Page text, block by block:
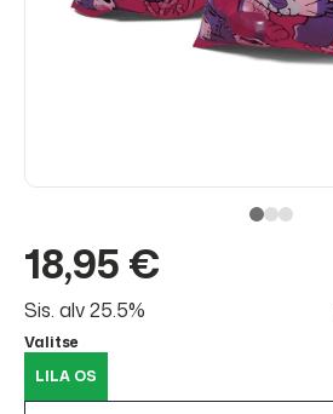
18,95 €
Sis. alv 25.5%
Valitse
LILA OS